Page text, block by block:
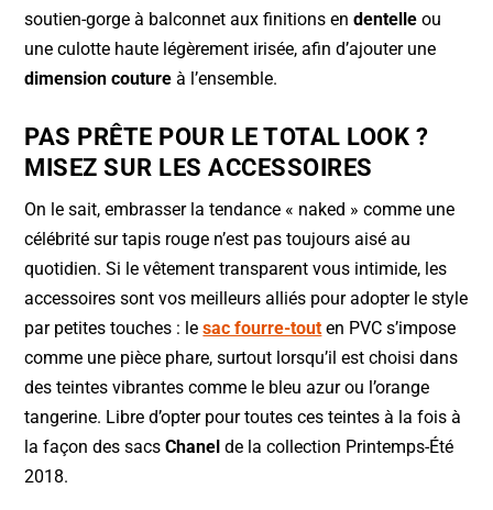
soutien-gorge à balconnet aux finitions endentelle ou
une culotte haute légèrement irisée, afin d’ajouter une
dimension couture à l’ensemble.
PAS PRÊTE POUR LE TOTAL LOOK ?
MISEZ SUR LES ACCESSOIRES
On le sait, embrasser la tendance « naked » comme une
célébrité sur tapis rouge n’est pas toujours aisé au
quotidien. Si le vêtement transparent vous intimide, les
accessoires sont vos meilleurs alliés pour adopter le style
par petites touches : lesac fourre-touten PVC s’impose
comme une pièce phare, surtout lorsqu’il est choisi dans
des teintes vibrantes comme le bleu azur ou l’orange
tangerine. Libre d’opter pour toutes ces teintes à la fois à
la façon des sacsChanel de la collection Printemps-Été
2018.